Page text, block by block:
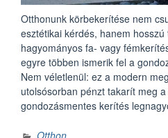
Otthonunk körbekerítése nem
esztétikai kérdés, hanem
hagyományos fa- vagy
egyre többen ismerik fel a
Nem véletlenül: ez a modern
utolsósorban pénzt takarít meg
gondozásmentes kerítés
Otthon